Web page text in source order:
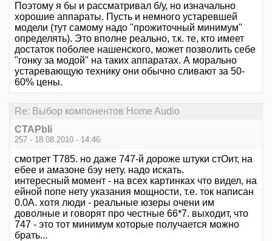
Поэтому я бы и рассматривал б/у, но изначально
хорошие аппараты. Пусть и немного устаревшей
модели (тут самому надо "прожиточный минимум"
определять). Это вполне реально, т.к. те, кто имеет
достаток поболее нашенского, может позволить себе
"гонку за модой" на таких аппаратах. А морально
устаревающую технику они обычно сливают за 50-
60% цены.
Re: Выбор компонентов Home Audio
CTAPbIi
257 - 18.08.2010 - 14:46
смотрет Т785. но даже 747-й дороже штуки стОит, на
ебее и амазоне бэу нету. надо искать.
интересный момент - на всех картинках что видел, на
ейной попе нету указания мощности, т.е. ток написан
0.0А. хотя люди - реальные юзеры очени им
доволные и говорят про честные 66*7. выходит, что
747 - это тот минимум которые получается можно
брать...